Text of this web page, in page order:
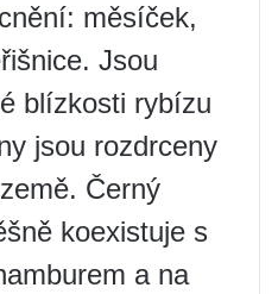
měsíček,
Jsou
blízkosti rybízu
jsou rozdrceny
Černý
koexistuje s
a na